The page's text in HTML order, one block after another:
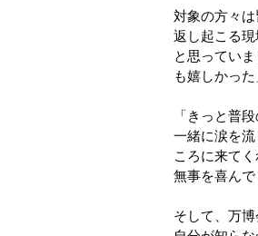
対象の方々
返し起こる
と思ってい
も嬉しかっ
「きっと普
一緒に涙を
ころに来て
無事を喜んで
そして、万